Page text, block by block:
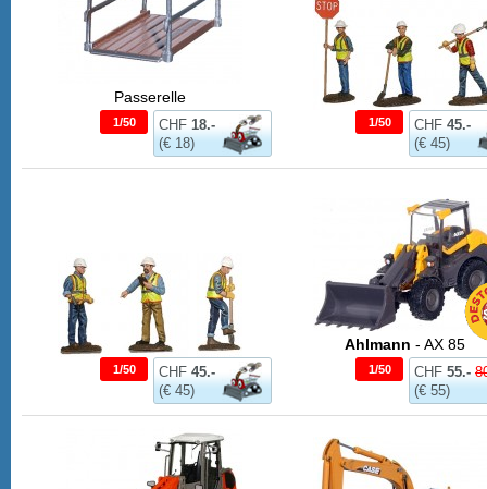
Passerelle
CHF 18.-
(€ 18)
1/50 CHF 45.-
(€ 45)
1/50
CHF 45.-
(€ 45)
1/50
Ahlmann - AX 85
CHF 55.-
(€ 55)
1/50